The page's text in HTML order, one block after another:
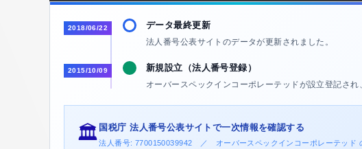
2018/06/22 データ最終更新
法人番号公表サイトのデータが更新されました。
2015/10/09 新規設立（法人番号登録）
オーバースペックインコーポレーテッドが設立登記され
🏛️ 国税庁 法人番号公表サイトで一次情報を確認する
法人番号: 7700150039942 ／ オーバースペックインコーポレーテッド